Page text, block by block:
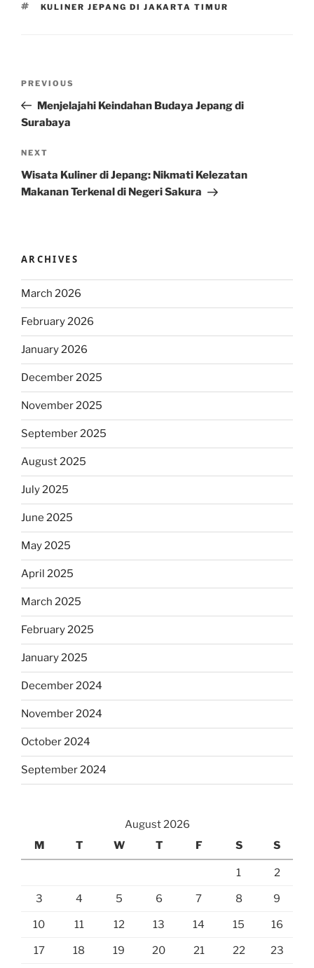
TAGS
KULINER JEPANG DI JAKARTA TIMUR
Previous
Post
PREVIOUS
Menjelajahi Keindahan Budaya Jepang di
Surabaya
Next
Post
NEXT
Wisata Kuliner di Jepang: Nikmati Kelezatan
Makanan Terkenal di Negeri Sakura
ARCHIVES
March 2026
February 2026
January 2026
December 2025
November 2025
September 2025
August 2025
July 2025
June 2025
May 2025
April 2025
March 2025
February 2025
January 2025
December 2024
November 2024
October 2024
September 2024
August 2026
M
T W T F S S
1 2
3 4 5 6 7 8 9
10 11 12 13 14 15 16
17 18 19 20 21 22 23